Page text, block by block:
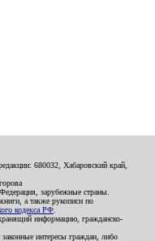
680032, Хабаровский край,
зарубежные страны.
а также рукописи по
кодекса РФ
информацию, гражданско-
интересы граждан, либо